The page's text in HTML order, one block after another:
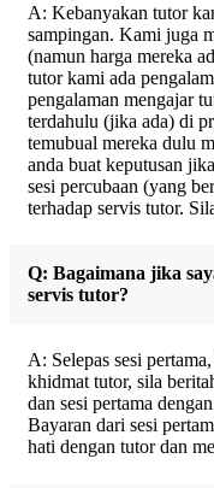
A: Kebanyakan tutor
sampingan. Kami juga
(namun harga mereka
tutor kami ada
pengalaman mengajar
terdahulu (jika ada) di
temubual mereka dulu
anda buat keputusan
sesi percubaan (yang
terhadap servis tutor.
Q: Bagaimana jika
servis tutor?
A: Selepas sesi
khidmat tutor, sila
dan sesi pertama
Bayaran dari sesi
hati dengan tutor dan